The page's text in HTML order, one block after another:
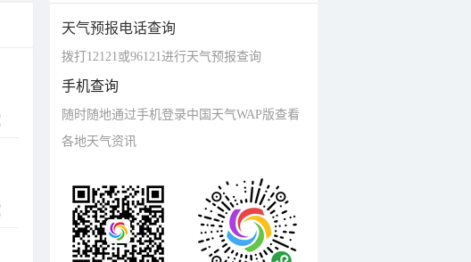
天气预报电话查询
拨打12121或96121进行天气预报查询
手机查询
随时随地通过手机登录中国天气WAP版查看
各地天气资讯